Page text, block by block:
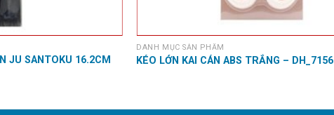
JU SANTOKU 16.2CM
DANH MỤC SẢN PHẨM
KÉO LỚN KAI CÁN ABS TRẮNG – DH_7156